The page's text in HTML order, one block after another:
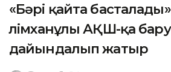
«Бәрі қайта
Әлімханұлы АҚШ-қа
дайындалып жатыр